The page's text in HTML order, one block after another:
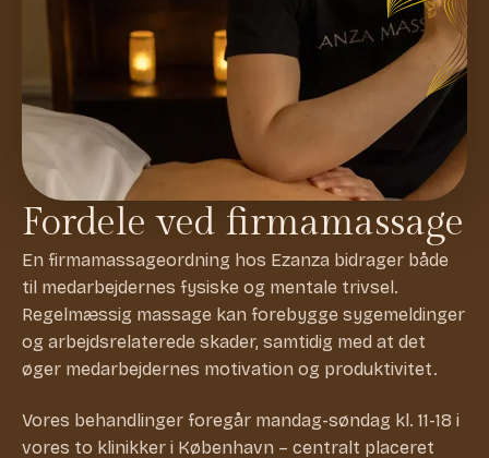
Fordele ved firmamassage
En firmamassageordning hos Ezanza bidrager både
til medarbejdernes fysiske og mentale trivsel.
Regelmæssig massage kan forebygge sygemeldinger
og arbejdsrelaterede skader, samtidig med at det
øger medarbejdernes motivation og produktivitet.
Vores behandlinger foregår mandag-søndag kl. 11-18 i
vores to klinikker i København – centralt placeret